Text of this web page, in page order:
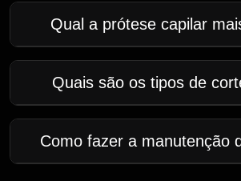
Qual a prótese capilar
Quais são os tipos de
Como fazer a manutenção